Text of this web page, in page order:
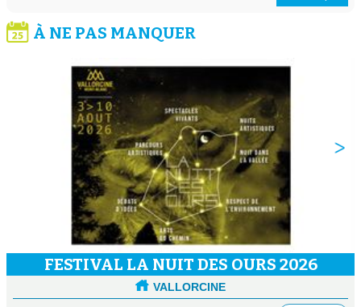
À NE PAS MANQUER
FESTIVAL LA NUIT DES OURS 2026
VALLORCINE